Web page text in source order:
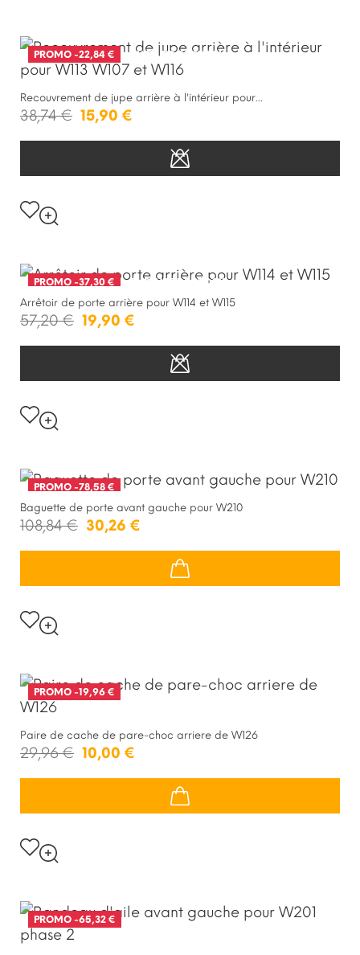
PROMO -22,84 € RUPTURE DE STOCK
Recouvrement de jupe arrière à l'intérieur pour...
38,74 € 15,90 €
PROMO -37,30 € RUPTURE DE STOCK
Arrêtoir de porte arrière pour W114 et W115
57,20 € 19,90 €
PROMO -78,58 €
Baguette de porte avant gauche pour W210
108,84 € 30,26 €
PROMO -19,96 €
Paire de cache de pare-choc arriere de W126
29,96 € 10,00 €
PROMO -65,32 €